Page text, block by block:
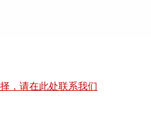
，请在此处联系我们